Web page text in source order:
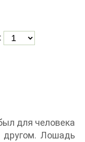
для человека
Лошадь